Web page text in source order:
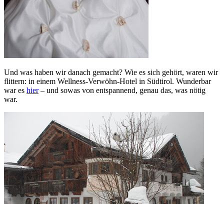
Und was haben wir danach gemacht? Wie es sich gehört, waren wir
flittern: in einem Wellness-Verwöhn-Hotel in Südtirol. Wunderbar
war es hier– und sowas von entspannend, genau das, was nötig
war.